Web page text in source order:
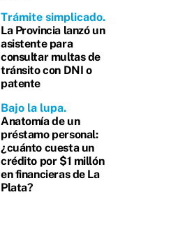
Trámite simplicado
La Provincia lanzó un
asistente para
consultar multas de
tránsito con DNI o
patente
Bajo la lupa
Anatomía de un
préstamo personal:
¿cuánto cuesta un
crédito por $1 millón
en financieras de La
Plata?